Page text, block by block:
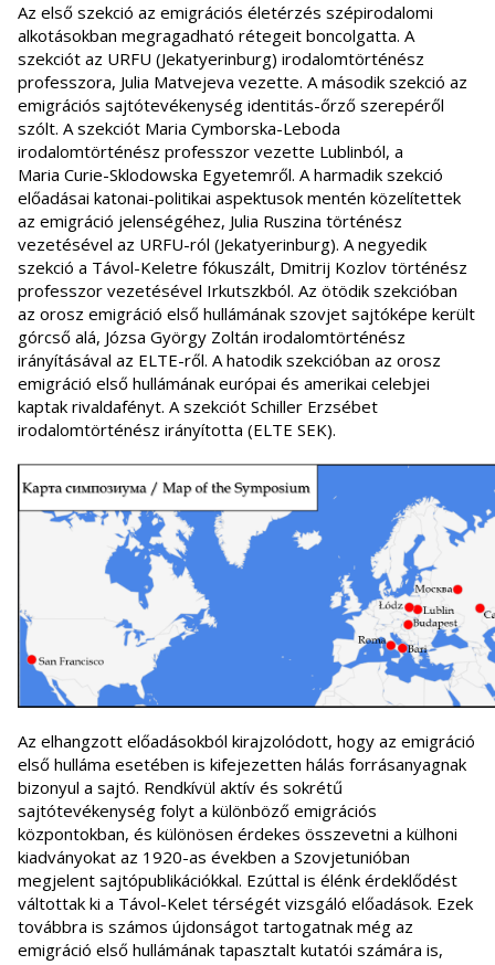
Az első szekció az emigrációs életérzés szépirodalomi
alkotásokban megragadható rétegeit boncolgatta. A
szekciót az URFU (Jekatyerinburg) irodalomtörténész
professzora, Julia Matvejeva vezette. A második szekció az
emigrációs sajtótevékenység identitás-őrző szerepéről
szólt. A szekciót Maria Cymborska-Leboda
irodalomtörténész professzor vezette Lublinból, a
Maria Curie-Sklodowska Egyetemről. A harmadik szekció
előadásai katonai-politikai aspektusok mentén közelítettek
az emigráció jelenségéhez, Julia Ruszina történész
vezetésével az URFU-ról (Jekatyerinburg). A negyedik
szekció a Távol-Keletre fókuszált, Dmitrij Kozlov történész
professzor vezetésével Irkutszkból. Az ötödik szekcióban
az orosz emigráció első hullámának szovjet sajtóképe került
górcső alá, Józsa György Zoltán irodalomtörténész
irányításával az ELTE-ről. A hatodik szekcióban az orosz
emigráció első hullámának európai és amerikai celebjei
kaptak rivaldafényt. A szekciót Schiller Erzsébet
irodalomtörténész irányította (ELTE SEK).
Az elhangzott előadásokból kirajzolódott, hogy az emigráció
első hulláma esetében is kifejezetten hálás forrásanyagnak
bizonyul a sajtó. Rendkívül aktív és sokrétű
sajtótevékenység folyt a különböző emigrációs
központokban, és különösen érdekes összevetni a külhoni
kiadványokat az 1920-as években a Szovjetunióban
megjelent sajtópublikációkkal. Ezúttal is élénk érdeklődést
váltottak ki a Távol-Kelet térségét vizsgáló előadások. Ezek
továbbra is számos újdonságot tartogatnak még az
emigráció első hullámának tapasztalt kutatói számára is,